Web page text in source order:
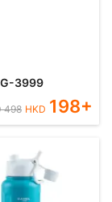
3999
498 HKD 198+